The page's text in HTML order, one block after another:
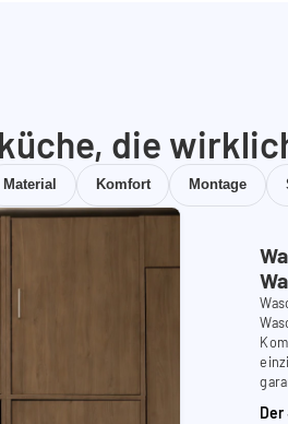
die
Material Komfort Montage